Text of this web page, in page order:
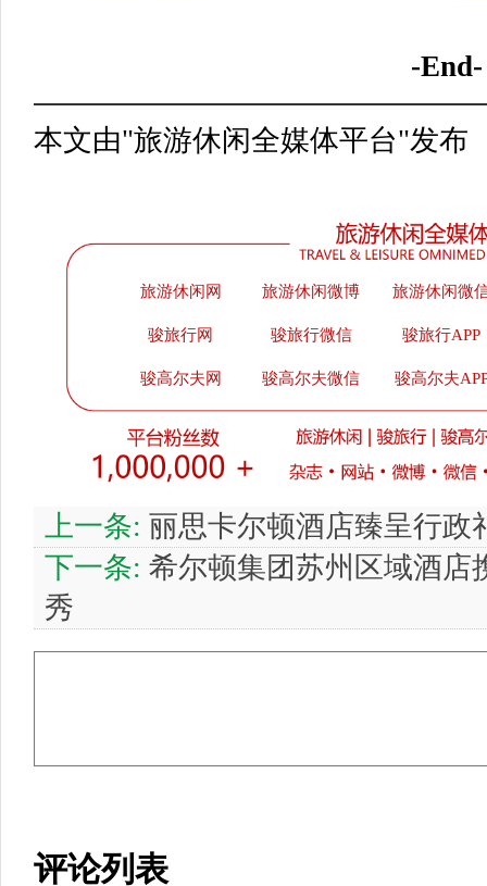
-End-
本文由"旅游休闲全媒体平台"发布
旅游休闲网 旅游休闲微博 旅游休闲微
骏旅行网 骏旅行微信 骏旅行APP
骏高尔夫网 骏高尔夫微信 骏高尔夫
上一条: 丽思卡尔顿酒店臻呈行政
下一条: 希尔顿集团苏州区域酒店
秀
评论列表